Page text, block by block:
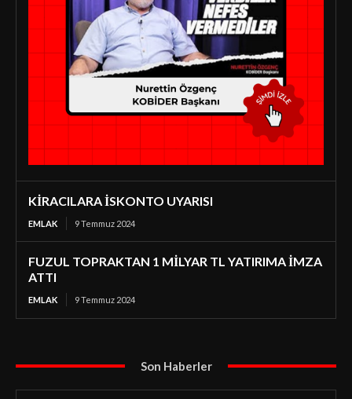
KİRACILARA İSKONTO UYARISI
EMLAK 9 Temmuz 2024
FUZUL TOPRAKTAN 1 MİLYAR TL YATIRIMA İMZA
ATTI
EMLAK 9 Temmuz 2024
Son Haberler